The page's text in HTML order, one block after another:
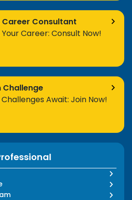
Career Consultant
Career: Consult Now!
Challenge
Await: Join Now!